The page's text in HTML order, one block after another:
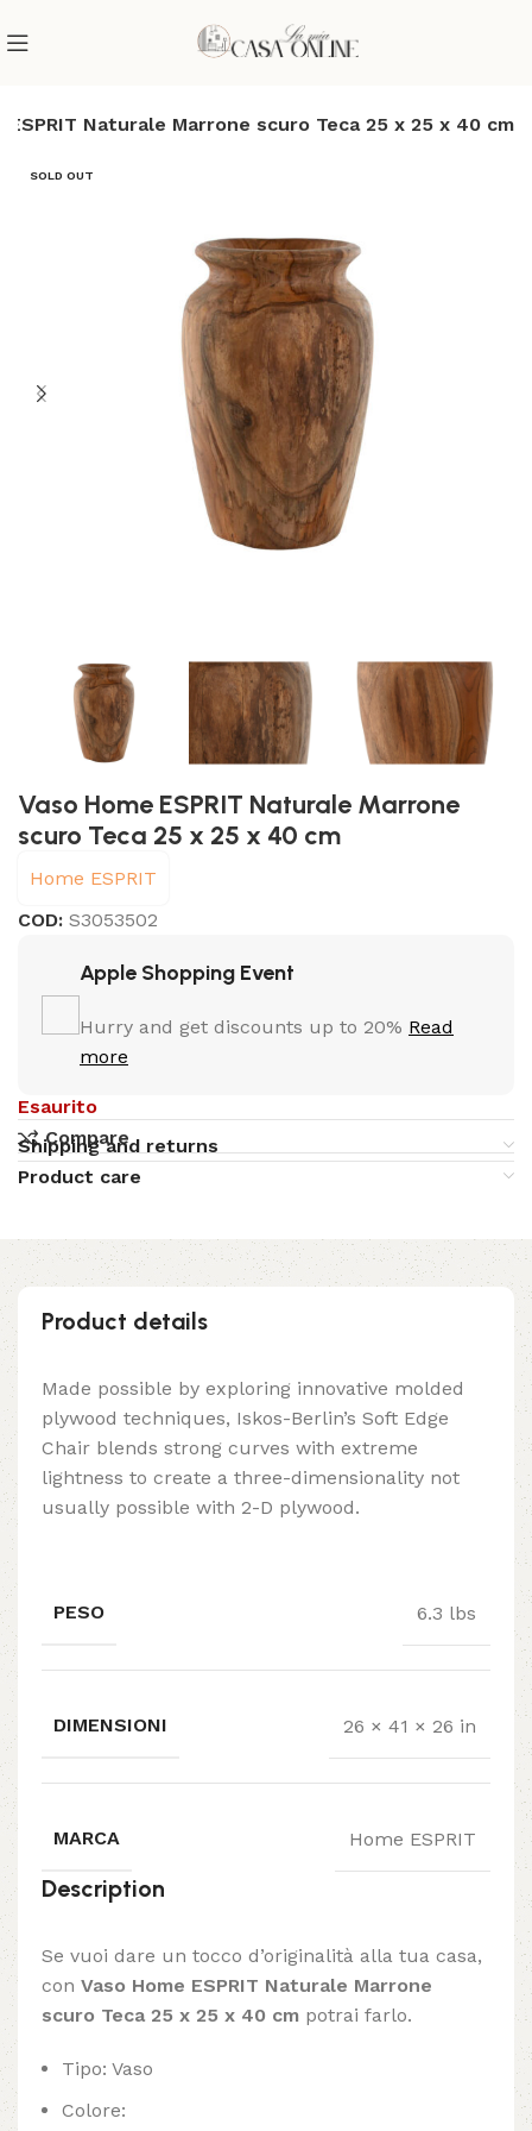
ESPRIT Naturale Marrone scuro Teca 25 x 25 x 40 cm
SOLD OUT
Vaso Home ESPRIT Naturale Marrone
scuro Teca 25 x 25 x 40 cm
Home ESPRIT
COD:S3053502
Apple Shopping Event
Hurry and get discounts up to 20% Read
more
Esaurito
Compare
Shipping and returns
Product care
Product details
Made possible by exploring innovative molded
plywood techniques, Iskos-Berlin’s Soft Edge
Chair blends strong curves with extreme
lightness to create a three-dimensionality not
usually possible with 2-D plywood.
PESO 6.3 lbs
DIMENSIONI 26 × 41 × 26 in
MARCA Home ESPRIT
Description
Se vuoi dare un tocco d’originalità alla tua casa,
con Vaso Home ESPRIT Naturale Marrone
scuro Teca 25 x 25 x 40 cm potrai farlo.
Tipo: Vaso
Colore: